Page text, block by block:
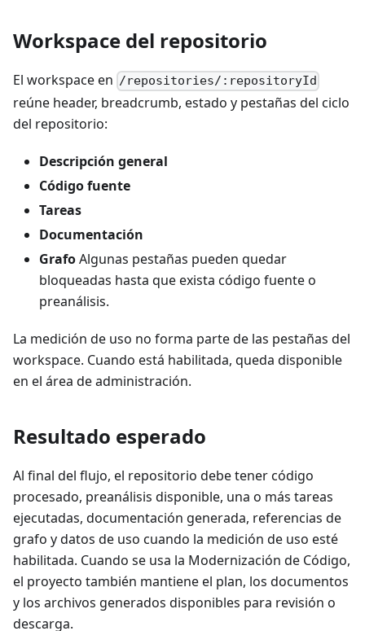
Workspace del repositorio
El workspace en /repositories/:repositoryId
reúne header, breadcrumb, estado y pestañas del ciclo
del repositorio:
Descripción general
Código fuente
Tareas
Documentación
GrafoAlgunas pestañas pueden quedar
bloqueadas hasta que exista código fuente o
preanálisis.
La medición de uso no forma parte de las pestañas del
workspace. Cuando está habilitada, queda disponible
en el área de administración.
Resultado esperado
Al final del flujo, el repositorio debe tener código
procesado, preanálisis disponible, una o más tareas
ejecutadas, documentación generada, referencias de
grafo y datos de uso cuando la medición de uso esté
habilitada. Cuando se usa la Modernización de Código,
el proyecto también mantiene el plan, los documentos
y los archivos generados disponibles para revisión o
descarga.